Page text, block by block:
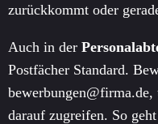
zurückkommt oder
Auch in der
Postfächer Standard.
bewerbungen@firma.de,
darauf zugreifen. So